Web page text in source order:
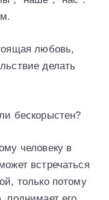
любовь,
делать
бескорыстен?
человеку в
встречаться
только потому